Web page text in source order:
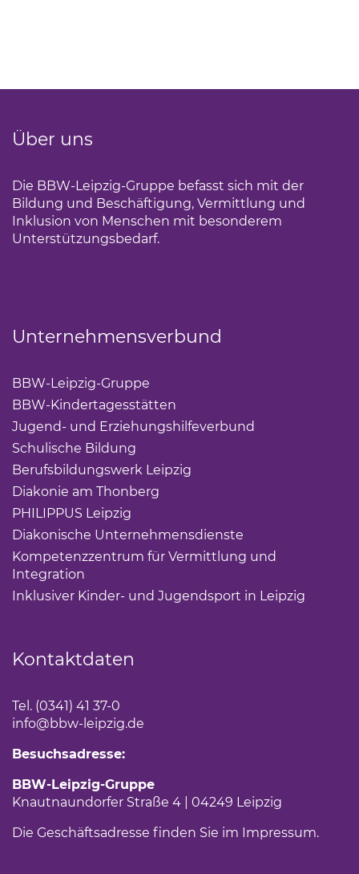
Über uns
Die BBW-Leipzig-Gruppe befasst sich mit der
Bildung und Beschäftigung, Vermittlung und
Inklusion von Menschen mit besonderem
Unterstützungsbedarf.
Unternehmensverbund
BBW-Leipzig-Gruppe
BBW-Kindertagesstätten
Jugend- und Erziehungshilfeverbund
Schulische Bildung
Berufsbildungswerk Leipzig
Diakonie am Thonberg
PHILIPPUS Leipzig
Diakonische Unternehmensdienste
Kompetenzzentrum für Vermittlung und
Integration
Inklusiver Kinder- und Jugendsport in Leipzig
Kontaktdaten
Tel. (0341) 41 37-0
info@bbw-leipzig.de
Besuchsadresse:
BBW-Leipzig-Gruppe
Knautnaundorfer Straße 4 | 04249 Leipzig
Die Geschäftsadresse finden Sie im Impressum.